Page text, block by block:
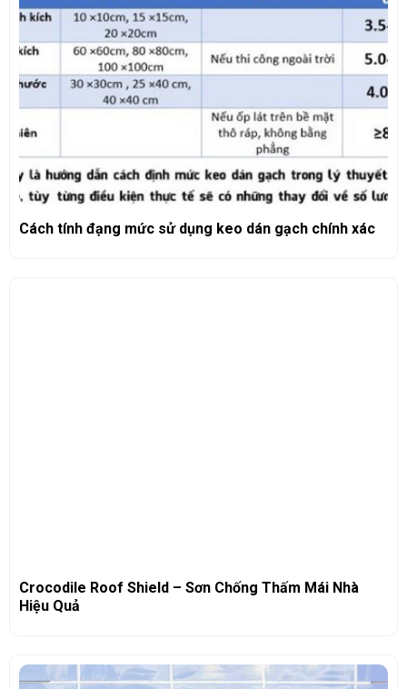
Cách tính đạng mức sử dụng keo dán gạch chính xác
Crocodile Roof Shield – Sơn Chống Thấm Mái Nhà
Hiệu Quả